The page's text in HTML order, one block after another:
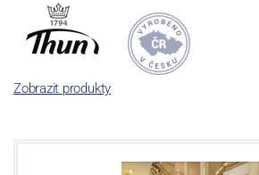
a ve své výrobě navazuje na více jak
porcelánu. Kapacita tohoto závodu je
závod je vybaven moderními
isostatické lisy, tlakové lití, glazovací
komorová pec, vtavná dekorační pec.
Zobrazit produkty